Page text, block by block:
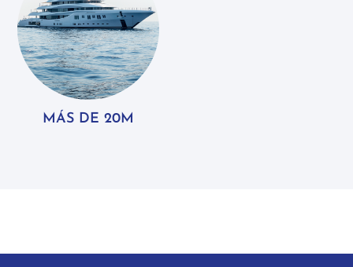
MÁS DE 20M